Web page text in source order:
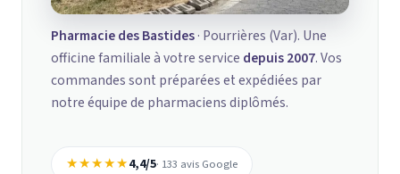
Pharmacie des Bastides· Pourrières (Var). Une
officine familiale à votre service depuis 2007. Vos
commandes sont préparées et expédiées par
notre équipe de pharmaciens diplômés.
★★★★★4,4/5· 133 avis Google